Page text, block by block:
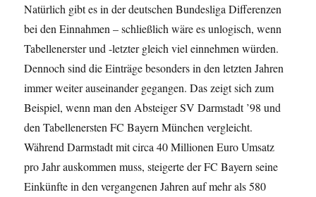
Natürlich gibt es in der deutschen Bundesliga Differenzen
bei den Einnahmen – schließlich wäre es unlogisch, wenn
Tabellenerster und -letzter gleich viel einnehmen würden.
Dennoch sind die Einträge besonders in den letzten Jahren
immer weiter auseinander gegangen. Das zeigt sich zum
Beispiel, wenn man den Absteiger SV Darmstadt ’98 und
den Tabellenersten FC Bayern München vergleicht.
Während Darmstadt mit circa 40 Millionen Euro Umsatz
pro Jahr auskommen muss, steigerte der FC Bayern seine
Einkünfte in den vergangenen Jahren auf mehr als 580